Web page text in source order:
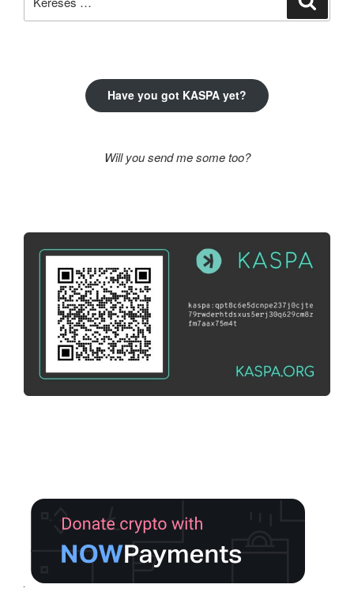
Have you got KASPA yet?
Will you send me some too?